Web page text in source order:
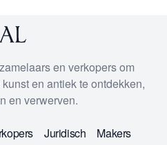
en verkopers om
en antiek te ontdekken,
en verwerven.
Juridisch Makers